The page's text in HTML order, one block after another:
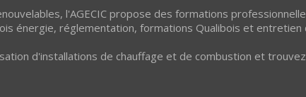
l'AGECIC propose des formations
énergie, réglementation, formations Qualibois et entretien
d'installations de chauffage et de combustion et